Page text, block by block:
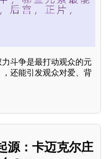
斗争是最打动观众的元
还能引发观众对爱、背
源：卡迈克尔庄